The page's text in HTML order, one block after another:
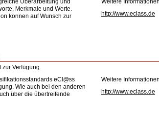
Überarbeitung und
Merkmale und Werte.
können auf Wunsch zur
Weitere
http://www.eclass.de
zur Verfügung.
eCl@ss
Wie auch bei den anderen
über die übertreifende
Weitere
http://www.eclass.de